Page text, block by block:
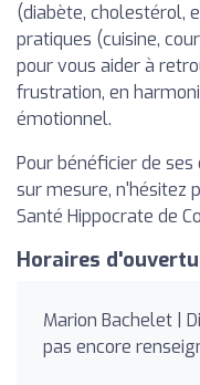
(diabète, cholestérol,
pratiques (cuisine,
pour vous aider à
frustration, en
émotionnel.
Pour bénéficier de
sur mesure, n'hésitez
Santé Hippocrate de
Horaires
Marion Bachelet |
pas encore